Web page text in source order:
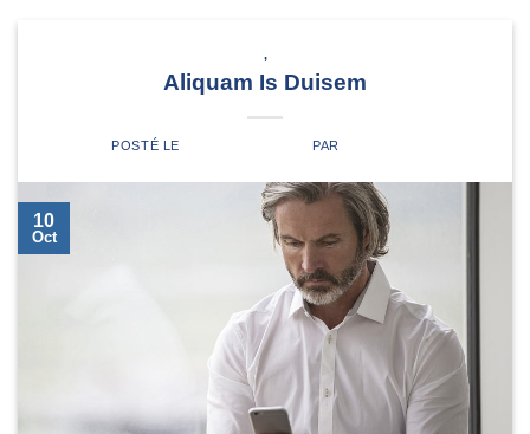
,
Aliquam Is Duisem
POSTÉ LE PAR
10
Oct